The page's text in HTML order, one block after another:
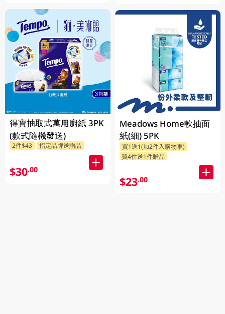
得寶抽取式萬用廚紙 3PK
(款式隨機發送)
2件$43 指定品牌送贈品
$30.00
Meadows Home軟抽面
紙(細) 5PK
買1送1(加2件入購物車)
買4件送1件贈品
$23.00